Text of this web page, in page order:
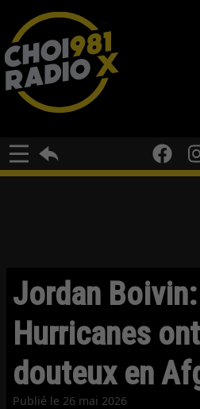
Jordan
Hurricanes
douteux en
Publié le 26 mai 2026